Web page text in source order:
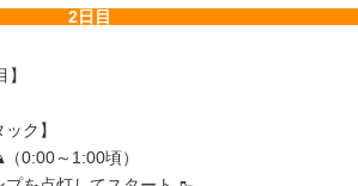
2日目
ク】
0:00～1:00頃）